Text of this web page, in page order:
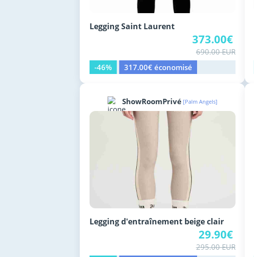
Legging Saint Laurent
373.00€
690.00 EUR
-46%
317.00€ économisé
ShowRoomPrivé [Palm Angels]
Legging d'entraînement beige clair
29.90€
295.00 EUR